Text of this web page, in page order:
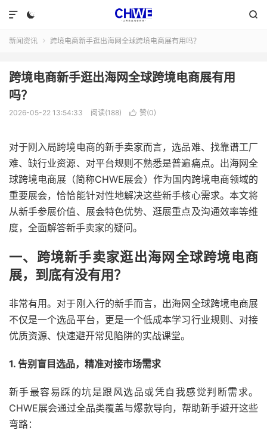
 

新闻资讯  跨境电商新手逛出海网全球跨境电商展有用吗？
跨境电商新手逛出海网全球跨境电商展有用
吗？
2026-05-22 13:54:33 阅读(188)  赞(0)
对于刚入局跨境电商的新手卖家而言，选品难、找靠谱工厂
难、缺行业资源、对平台规则不熟悉是普遍痛点。出海网全
球跨境电商展（简称CHWE展会）作为国内跨境电商领域的
重要展会，恰恰能针对性地解决这些新手核心需求。本文将
从新手参展价值、展会特色优势、逛展重点及沟通效率等维
度，全面解答新手卖家的疑问。
一、跨境新手卖家逛出海网全球跨境电商
展，到底有没有用？
非常有用。对于刚入行的新手而言，出海网全球跨境电商展
不仅是一个选品平台，更是一个低成本学习行业规则、对接
优质资源、快速避开常见陷阱的实战课堂。
1. 告别盲目选品，精准对接市场需求
新手最容易踩的坑是跟风选品或凭自我感觉判断需求。
CHWE展会通过全品类覆盖与爆款导向，帮助新手避开这些
弯路：